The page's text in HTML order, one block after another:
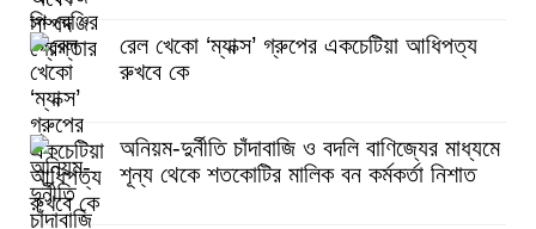
রেল খেকো ‘ম্যাক্স’ গ্রুপের একচেটিয়া আধিপত্য
রুখবে কে
অনিয়ম-দুর্নীতি চাঁদাবাজি ও বদলি বাণিজ্যের মাধ্যমে
শূন্য থেকে শতকোটির মালিক বন কর্মকর্তা নিশাত